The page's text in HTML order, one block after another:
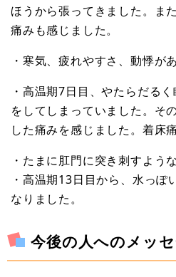
ほうから張ってきました。ま
痛みも感じました。
・寒気、疲れやすさ、動悸が
・高温期7日目、やたらだる
をしてしまっていました。そ
した痛みを感じました。着床
・たまに肛門に突き刺すよう
・高温期13日目から、水っぽ
なりました。
今後の人へのメッ